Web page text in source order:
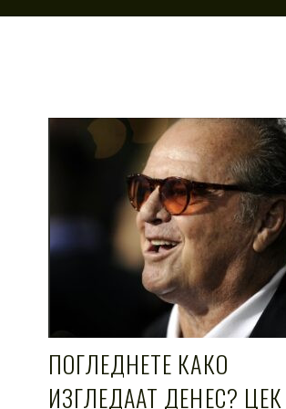
ПОГЛЕДНЕТЕ КАКО
ИЗГЛЕДААТ ДЕНЕС? ЦЕК